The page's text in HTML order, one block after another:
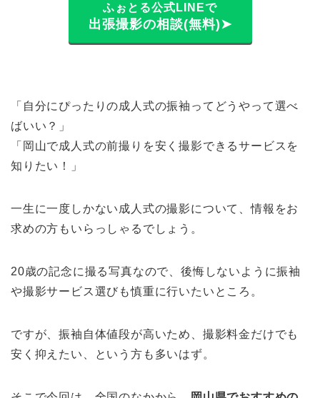
ふぉとる公式LINEで
出張撮影の相談(無料)➤
「自分にぴったりの成人式の振袖ってどうやって選べ
ばいい？」
「岡山で成人式の前撮りを安く撮影できるサービスを
知りたい！」
一生に一度しかない成人式の撮影について、情報をお
求めの方もいらっしゃるでしょう。
20歳の記念に撮る写真なので、後悔しないように振袖
や撮影サービス選びも慎重に行いたいところ。
ですが、振袖自体値段が高いため、撮影料金だけでも
安く抑えたい、という方も多いはず。